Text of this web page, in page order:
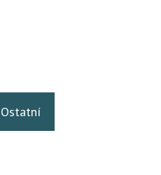
Ostatní